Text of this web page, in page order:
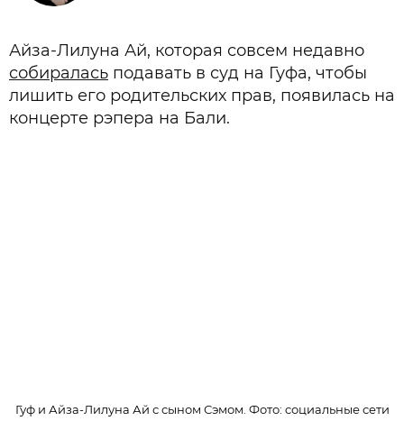
Айза-Лилуна Ай, которая совсем недавно
собиралась подавать в суд на Гуфа, чтобы
лишить его родительских прав, появилась на
концерте рэпера на Бали.
Гуф и Айза-Лилуна Ай с сыном Сэмом. Фото: cоциальные сети